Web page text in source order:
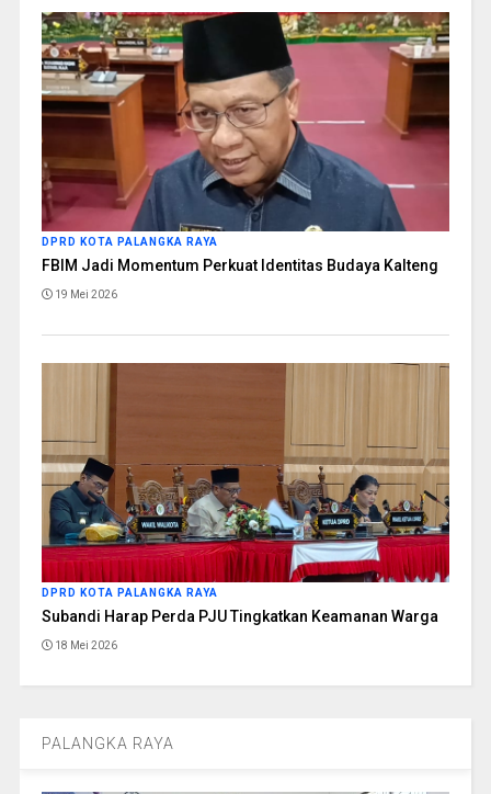
DPRD KOTA PALANGKA RAYA
FBIM Jadi Momentum Perkuat Identitas Budaya Kalteng
19 Mei 2026
DPRD KOTA PALANGKA RAYA
Subandi Harap Perda PJU Tingkatkan Keamanan Warga
18 Mei 2026
PALANGKA RAYA